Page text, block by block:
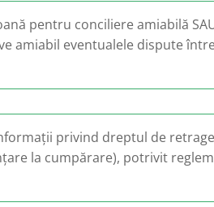
pentru conciliere amiabilă
amiabil eventualele dispute
privind dreptul de
la cumpărare), potrivit